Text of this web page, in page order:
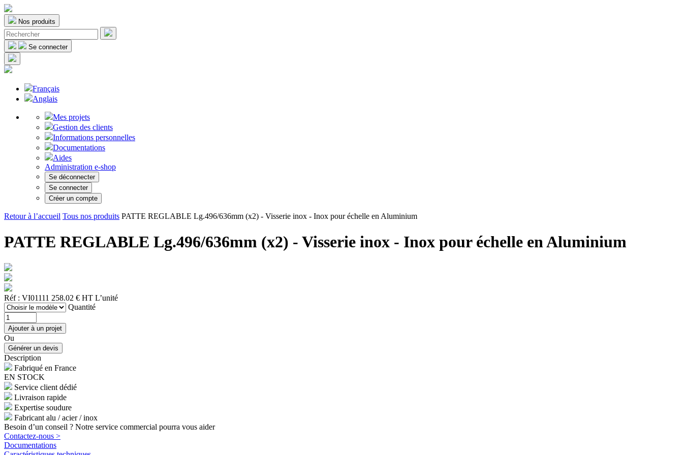
Nos produits
Se connecter
Français
Anglais
Mes projets
Gestion des clients
Informations personnelles
Documentations
Aides
Administration e-shop
Se déconnecter
Se connecter
Créer un compte
Retour à l’accueil Tous nos produits PATTE REGLABLE Lg.496/636mm (x2) - Visserie inox - Inox pour échelle en Aluminium
PATTE REGLABLE Lg.496/636mm (x2) - Visserie inox - Inox pour échelle en Aluminium
Réf : VI01111 258.02 € HT L’unité
Quantité
Ou
Description
Fabriqué en France
EN STOCK
Service client dédié
Livraison rapide
Expertise soudure
Fabricant alu / acier / inox
Besoin d’un conseil ? Notre service commercial pourra vous aider
Contactez-nous >
Documentations